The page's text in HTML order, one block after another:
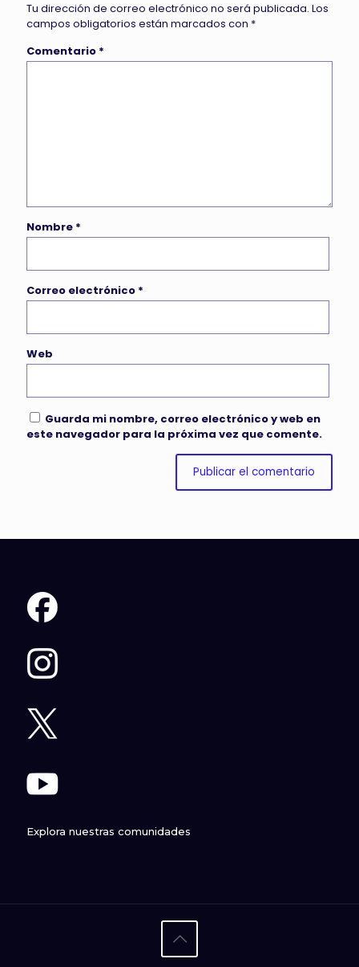
Tu dirección de correo electrónico no será publicada. Los
campos obligatorios están marcados con *
Comentario *
Nombre *
Correo electrónico *
Web
Guarda mi nombre, correo electrónico y web en
este navegador para la próxima vez que comente.
Explora nuestras comunidades